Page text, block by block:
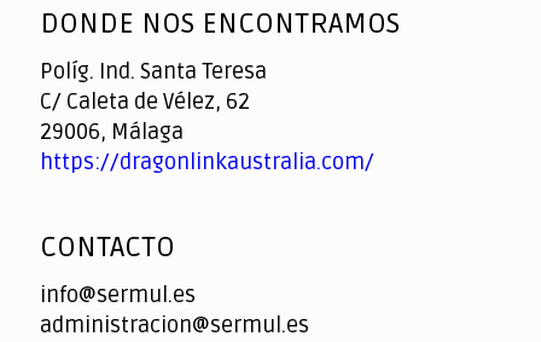
of
DONDE NOS ENCONTRAMOS
Políg. Ind. Santa Teresa
C/ Caleta de Vélez, 62
29006, Málaga
https://dragonlinkaustralia.com/
CONTACTO
info@sermul.es
administracion@sermul.es